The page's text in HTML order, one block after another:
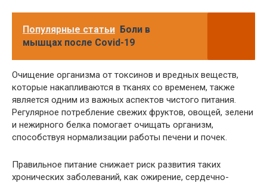
Популярные статьи Боли в
мышцах после Covid-19
Очищение организма от токсинов и вредных веществ,
которые накапливаются в тканях со временем, также
является одним из важных аспектов чистого питания.
Регулярное потребление свежих фруктов, овощей, зелени
и нежирного белка помогает очищать организм,
способствуя нормализации работы печени и почек.
Правильное питание снижает риск развития таких
хронических заболеваний, как ожирение, сердечно-